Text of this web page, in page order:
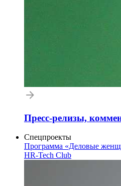
Пресс-релизы,
Спецпроекты
Программа «Деловые
HR-Tech Club